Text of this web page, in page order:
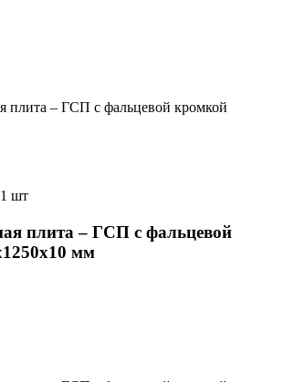
шт
плита – ГСП с фальцевой
мм